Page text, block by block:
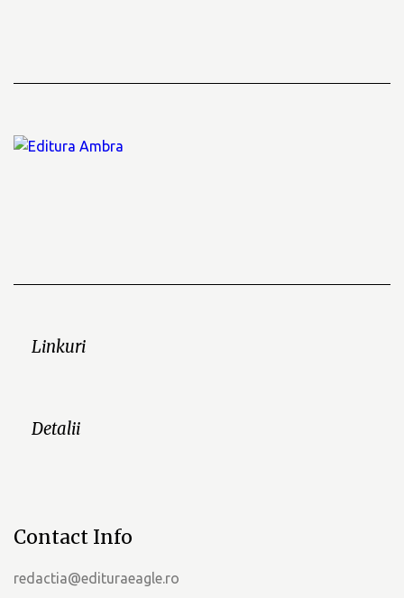
Linkuri
Detalii
Contact Info
redactia@edituraeagle.ro